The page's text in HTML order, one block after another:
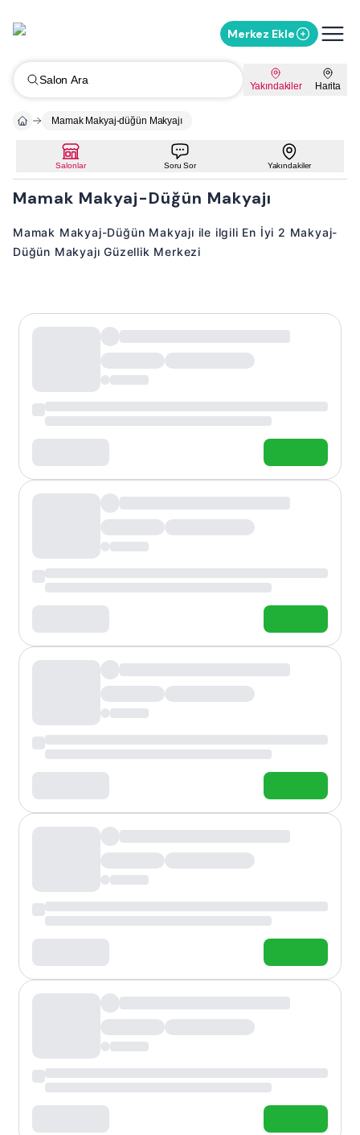
Merkez Ekle
Salon Ara Yakındakiler Harita
Mamak Makyaj-düğün Makyajı
Salonlar Soru Sor Yakındakiler
Mamak Makyaj-Düğün Makyajı
Mamak Makyaj-Düğün Makyajı ile ilgili En İyi 2 Makyaj-
Düğün Makyajı Güzellik Merkezi